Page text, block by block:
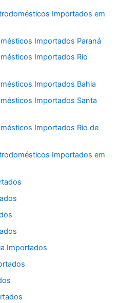
Importados em
Importados Paraná
Importados Rio
Importados Bahia
Importados Santa
Importados Rio de
Importados em
Importados